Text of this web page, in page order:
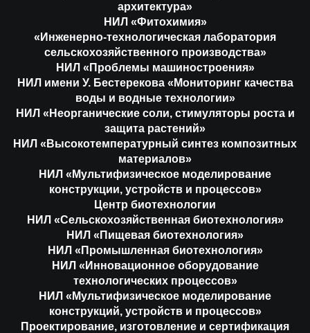
архитектура»
НИЛ «Фитохимия»
«Инженерно-технологическая лаборатория
сельскохозяйственного производства»
НИЛ «Проблемы машиностроения»
НИЛ имени У. Бестерекова «Мониторинг качества
воды и водные технологии»
НИЛ «Неорганические соли, стимуляторы роста и
защита растений»
НИЛ «Высокотемпературный синтез композитных
материалов»
НИЛ «Мультифизическое моделирование
конструкции, устройств и процессов»
Центр биотехнологии
НИЛ «Сельскохозяйственная биотехнология»
НИЛ «Пищевая биотехнология»
НИЛ «Промышленная биотехнология»
НИЛ «Инновационное оборудование
технологических процессов»
НИЛ «Мультифизическое моделирование
конструкций, устройств и процессов»
Проектирование, изготовление и сертификация